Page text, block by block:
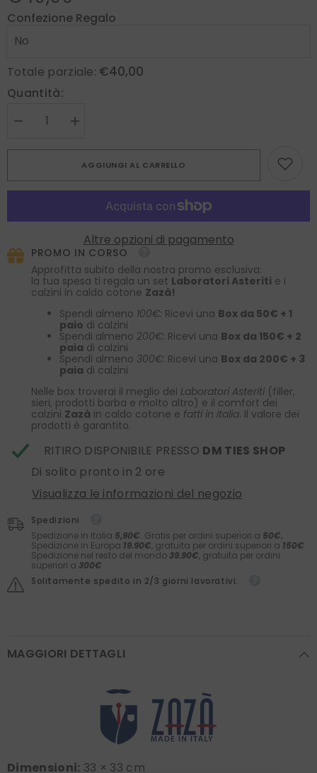
Confezione Regalo
Totale parziale: €40,00
Quantità:
Diminuire
da
taschino
seta
Aumenta
Fazzoletto
da
taschino
seta
LEVRAM
AGGIUNGI AL CARRELLO
Altre opzioni di pagamento
PROMO IN CORSO
Approfitta subito della nostra promo esclusiva:
la tua spesa ti regala un set Laboratori Asteriti e i
calzini in caldo cotone Zazà!
Spendi almeno 100€: Ricevi una Box da 50€ + 1
paio di calzini
Spendi almeno 200€: Ricevi una Box da 150€ + 2
paia di calzini
Spendi almeno 300€: Ricevi una Box da 200€ + 3
paia di calzini
Nelle box troverai il meglio dei Laboratori Asteriti (filler,
sieri, prodotti barba e molto altro) e il comfort dei
calzini Zazà in caldo cotone e fatti in Italia. Il valore dei
prodotti è garantito.
RITIRO DISPONIBILE PRESSO DM TIES SHOP
Di solito pronto in 2 ore
Visualizza le informazioni del negozio
Spedizioni
Spedizione in Italia 5,90€. Gratis per ordini superiori a 50€.
Spedizione in Europa 19.90€, gratuita per ordini superiori a 150€.
Spedizione nel resto del mondo 39.90€, gratuita per ordini
superiori a 300€
Solitamente spedito in 2/3 giorni lavorativi.
MAGGIORI DETTAGLI
Dimensioni: 33 × 33 cm